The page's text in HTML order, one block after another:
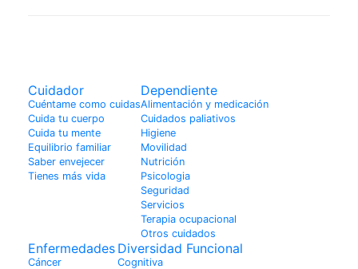
Cuidador
Cuéntame como cuidas
Cuida tu cuerpo
Cuida tu mente
Equilibrio familiar
Saber envejecer
Tienes más vida
Dependiente
Alimentación y medicación
Cuidados paliativos
Higiene
Movilidad
Nutrición
Psicologia
Seguridad
Servicios
Terapia ocupacional
Otros cuidados
Enfermedades
Cáncer
Diversidad Funcional
Cognitiva